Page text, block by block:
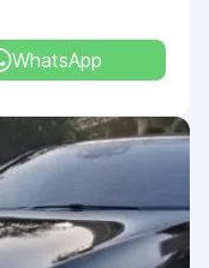
WhatsApp